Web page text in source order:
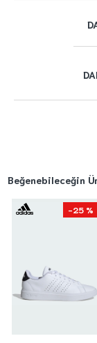
Beğenebileceğin
-25 %